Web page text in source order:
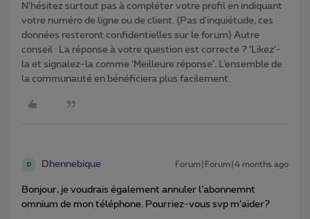
N'hésitez surtout pas à compléter votre profil en indiquant
votre numéro de ligne ou de client. (Pas d'inquiétude, ces
données resteront confidentielles sur le forum) Autre
conseil : La réponse à votre question est correcte ? ‘Likez’-
la et signalez-la comme ‘Meilleure réponse’. L’ensemble de
la communauté en bénéficiera plus facilement.
D Dhennebique Forum|Forum|4 months ago
Bonjour, je voudrais également annuler l’abonnemnt
omnium de mon téléphone. Pourriez-vous svp m’aider?